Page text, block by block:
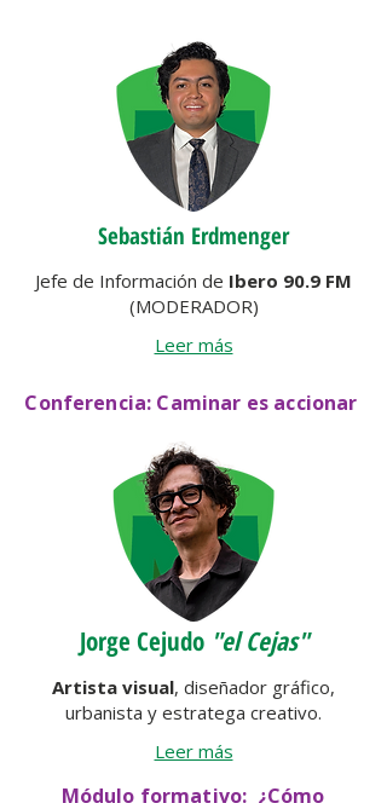
Sebastián Erdmenger
Jefe de Información de Ibero 90.9 FM
(MODERADOR)
Leer más
Conferencia: Caminar es accionar
Jorge Cejudo "el Cejas"
Artista visual, diseñador gráfico,
urbanista y estratega creativo.
Leer más
Módulo formativo: ¿Cómo